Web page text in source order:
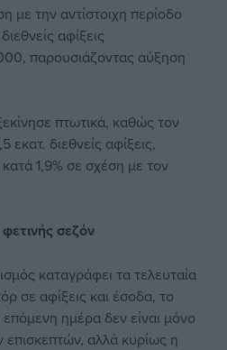
με την αντίστοιχη περίοδο
αφίξεις
παρουσιάζοντας αύξηση
πτωτικά, καθώς τον
εκατ. διεθνείς αφίξεις,
1,9% σε σχέση με τον
σεζόν
καταγράφει τα τελευταία
σε αφίξεις και έσοδα, το
ημέρα δεν είναι μόνο
αλλά κυρίως η